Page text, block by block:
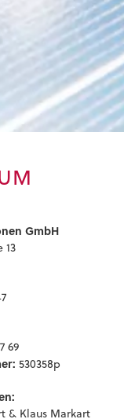
GmbH
13
69
530358p
& Klaus Markart